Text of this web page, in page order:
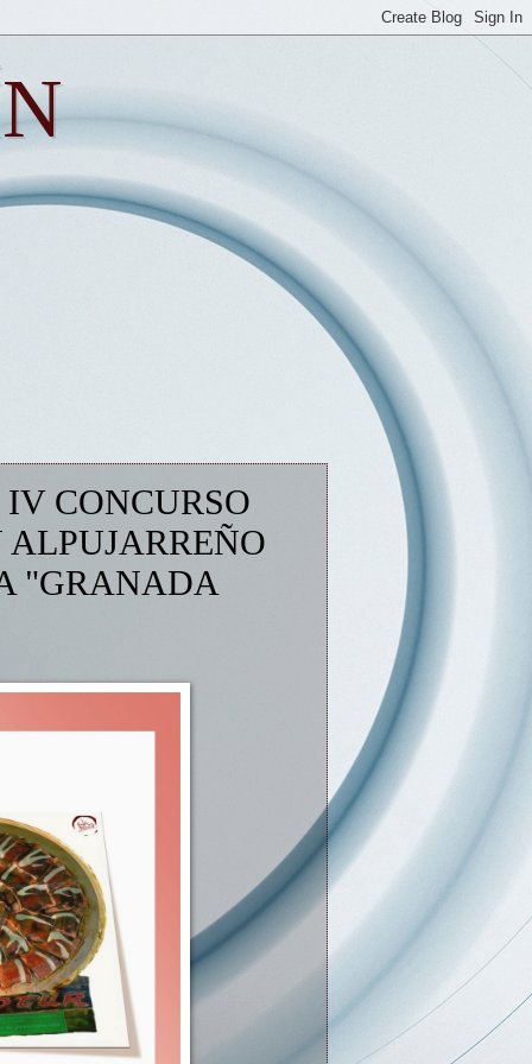
CONCURSO
ALPUJARREÑO
"GRANADA